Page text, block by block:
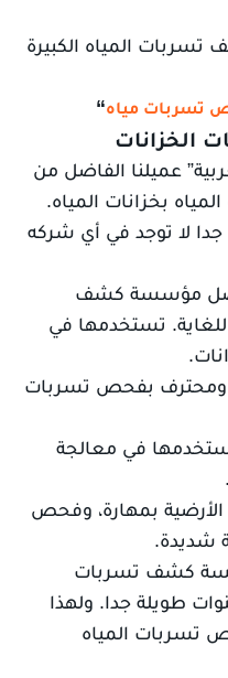
المياه الكبيرة
تسربات مياه“
الخزانات
عميلنا الفاضل من
بخزانات المياه.
جدا لا توجد في أي شركه
مؤسسة كشف
تستخدمها في
ومحترف بفحص تسربات
في معالجة
بمهارة، وفحص
شديدة.
كشف تسربات
طويلة جدا. ولهذا
تسربات المياه